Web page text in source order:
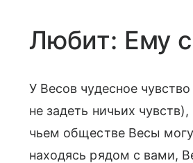
Любит: Ему
У Весов чудесное
не задеть ничьих
чьем обществе Весы
находясь рядом с вами,